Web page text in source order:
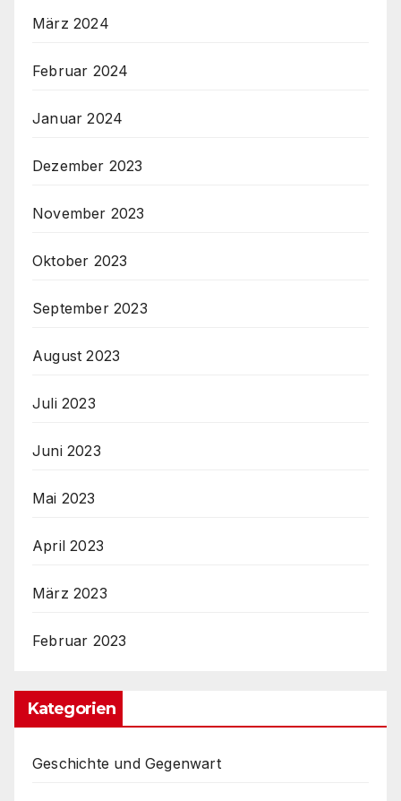
März 2024
Februar 2024
Januar 2024
Dezember 2023
November 2023
Oktober 2023
September 2023
August 2023
Juli 2023
Juni 2023
Mai 2023
April 2023
März 2023
Februar 2023
Kategorien
Geschichte und Gegenwart